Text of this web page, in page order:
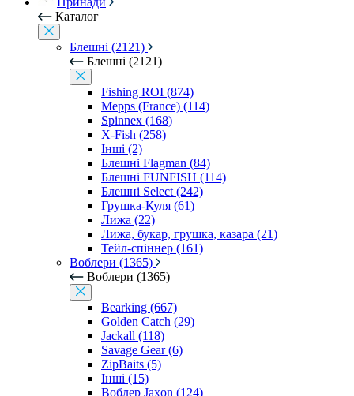
Каталог
Блешні (2121)
Блешні (2121)
Fishing ROI (874)
Mepps (France) (114)
Spinnex (168)
X-Fish (258)
Інші (2)
Блешні Flagman (84)
Блешні FUNFISH (114)
Блешні Select (242)
Грушка-Куля (61)
Лижа (22)
Лижа, букар, грушка, казара (21)
Тейл-спіннер (161)
Воблери (1365)
Воблери (1365)
Bearking (667)
Golden Catch (29)
Jackall (118)
Savage Gear (6)
ZipBaits (5)
Інші (15)
Воблер Jaxon (124)